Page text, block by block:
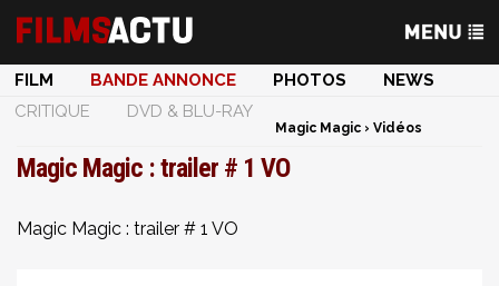
FILM BANDE ANNONCE PHOTOS
NEWS
CRITIQUE
DVD & BLU-RAY
Magic Magic › Vidéos
Magic Magic : trailer # 1 VO
Magic Magic : trailer # 1 VO